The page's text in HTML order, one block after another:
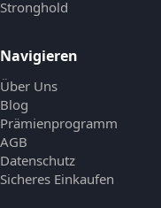
Stronghold
Navigieren
Über Uns
Blog
Prämienprogramm
AGB
Datenschutz
Sicheres Einkaufen